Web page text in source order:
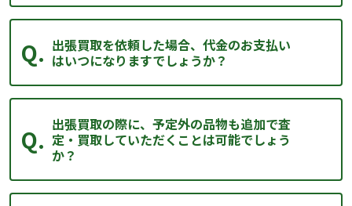
出張買取を依頼した場合、代金のお支払い
はいつになりますでしょうか？
出張買取の際に、予定外の品物も追加で査
定・買取していただくことは可能でしょう
か？